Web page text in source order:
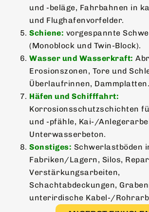
und -beläge, Fahrbahnen in
und Flughafenvorfelder.
Schiene: vorgespannte
(Monoblock und Twin-Block).
Wasser und Wasserkraft:
Erosionszonen, Tore und
Überlaufrinnen, Dammplatten.
Häfen und Schifffahrt:
Korrosionsschutzschichten
und -pfähle, Kai-/
Unterwasserbeton.
Sonstiges: Schwerlastböden
Fabriken/Lagern, Silos,
Verstärkungsarbeiten,
Schachtabdeckungen,
unterirdische Kabel-/